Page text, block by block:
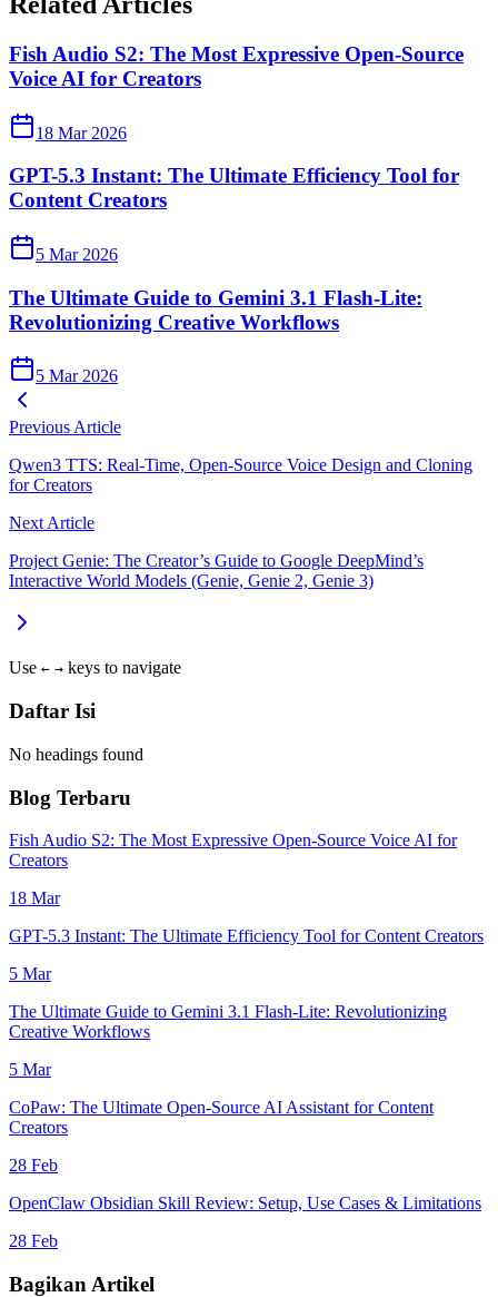
Fish Audio S2: The Most Expressive Open-Source
Voice AI for Creators
18 Mar 2026
GPT-5.3 Instant: The Ultimate Efficiency Tool for
Content Creators
5 Mar 2026
The Ultimate Guide to Gemini 3.1 Flash-Lite:
Revolutionizing Creative Workflows
5 Mar 2026
Previous Article
Qwen3 TTS: Real-Time, Open-Source Voice Design and Cloning
for Creators
Next Article
Project Genie: The Creator’s Guide to Google DeepMind’s
Interactive World Models (Genie, Genie 2, Genie 3)
Use ← → keys to navigate
Daftar Isi
No headings found
Blog Terbaru
Fish Audio S2: The Most Expressive Open-Source Voice AI for
Creators
18 Mar
GPT-5.3 Instant: The Ultimate Efficiency Tool for Content Creators
5 Mar
The Ultimate Guide to Gemini 3.1 Flash-Lite: Revolutionizing
Creative Workflows
5 Mar
CoPaw: The Ultimate Open-Source AI Assistant for Content
Creators
28 Feb
OpenClaw Obsidian Skill Review: Setup, Use Cases & Limitations
28 Feb
Bagikan Artikel